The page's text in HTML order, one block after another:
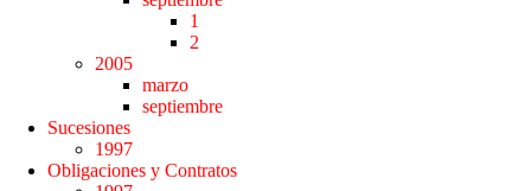
1
2
2005
marzo
septiembre
Sucesiones
1997
Obligaciones y Contratos